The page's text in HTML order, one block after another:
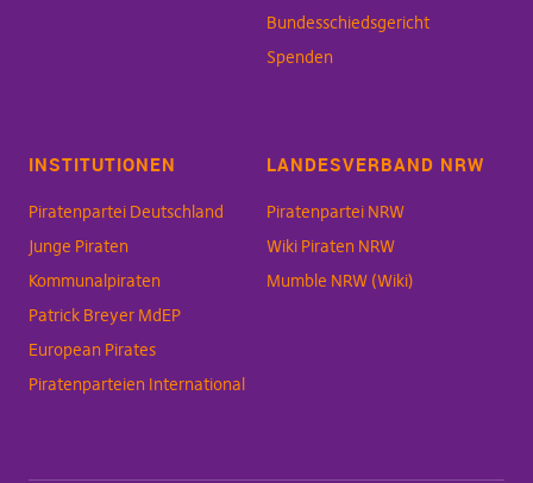
Bundesschiedsgericht
Spenden
INSTITUTIONEN
Piratenpartei Deutschland
Junge Piraten
Kommunalpiraten
Patrick Breyer MdEP
European Pirates
Piratenparteien International
LANDESVERBAND NRW
Piratenpartei NRW
Wiki Piraten NRW
Mumble NRW (Wiki)